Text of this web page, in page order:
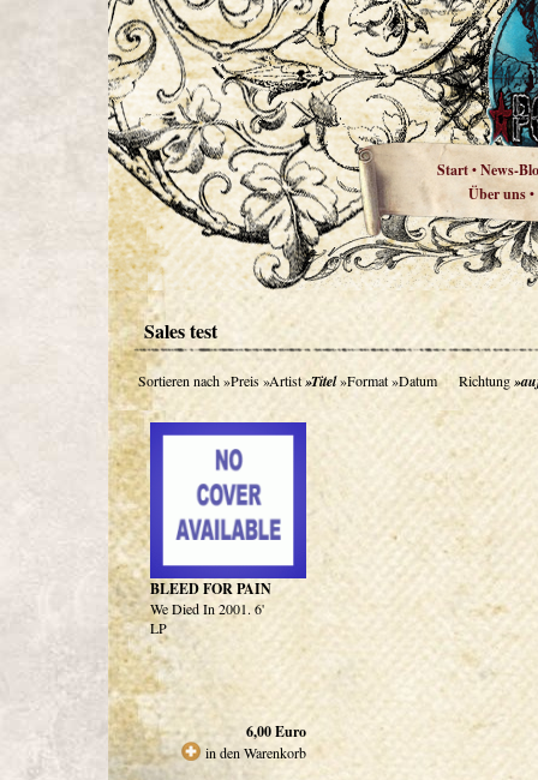
Start•News-
Über uns•
Sales test
Sortieren nach»Preis»Artist»Titel»Format»Datum Richtung
BLEED FOR PAIN
We Died In 2001. 6'
LP
6,00Euro
in den Warenkorb